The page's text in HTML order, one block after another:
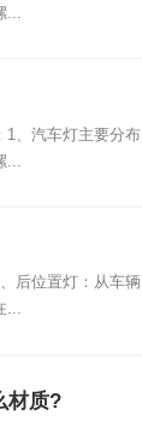
...
1、汽车灯主要分布
后位置灯：从车辆
...
材质?